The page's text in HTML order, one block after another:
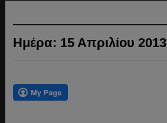
Ημέρα: 15 Απριλίου 2013